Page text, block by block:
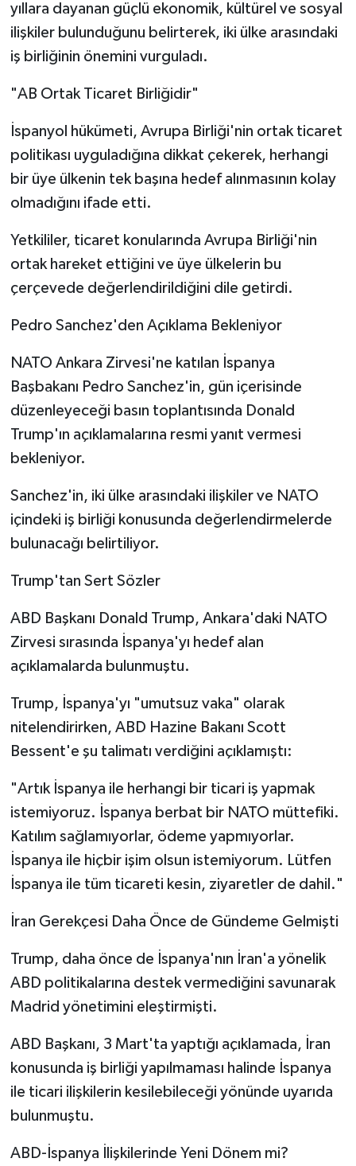
yıllara dayanan güçlü ekonomik, kültürel ve sosyal
ilişkiler bulunduğunu belirterek, iki ülke arasındaki
iş birliğinin önemini vurguladı.
"AB Ortak Ticaret Birliğidir"
İspanyol hükümeti, Avrupa Birliği'nin ortak ticaret
politikası uyguladığına dikkat çekerek, herhangi
bir üye ülkenin tek başına hedef alınmasının kolay
olmadığını ifade etti.
Yetkililer, ticaret konularında Avrupa Birliği'nin
ortak hareket ettiğini ve üye ülkelerin bu
çerçevede değerlendirildiğini dile getirdi.
Pedro Sanchez'den Açıklama Bekleniyor
NATO Ankara Zirvesi'ne katılan İspanya
Başbakanı Pedro Sanchez'in, gün içerisinde
düzenleyeceği basın toplantısında Donald
Trump'ın açıklamalarına resmi yanıt vermesi
bekleniyor.
Sanchez'in, iki ülke arasındaki ilişkiler ve NATO
içindeki iş birliği konusunda değerlendirmelerde
bulunacağı belirtiliyor.
Trump'tan Sert Sözler
ABD Başkanı Donald Trump, Ankara'daki NATO
Zirvesi sırasında İspanya'yı hedef alan
açıklamalarda bulunmuştu.
Trump, İspanya'yı "umutsuz vaka" olarak
nitelendirirken, ABD Hazine Bakanı Scott
Bessent'e şu talimatı verdiğini açıklamıştı:
"Artık İspanya ile herhangi bir ticari iş yapmak
istemiyoruz. İspanya berbat bir NATO müttefiki.
Katılım sağlamıyorlar, ödeme yapmıyorlar.
İspanya ile hiçbir işim olsun istemiyorum. Lütfen
İspanya ile tüm ticareti kesin, ziyaretler de dahil."
İran Gerekçesi Daha Önce de Gündeme Gelmişti
Trump, daha önce de İspanya'nın İran'a yönelik
ABD politikalarına destek vermediğini savunarak
Madrid yönetimini eleştirmişti.
ABD Başkanı, 3 Mart'ta yaptığı açıklamada, İran
konusunda iş birliği yapılmaması halinde İspanya
ile ticari ilişkilerin kesilebileceği yönünde uyarıda
bulunmuştu.
ABD-İspanya İlişkilerinde Yeni Dönem mi?